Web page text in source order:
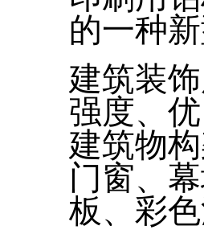
的一种
建筑装
强度、
建筑物
门窗、
板、彩